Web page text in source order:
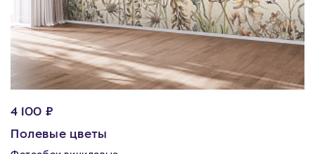
4 100 ₽
Полевые цветы